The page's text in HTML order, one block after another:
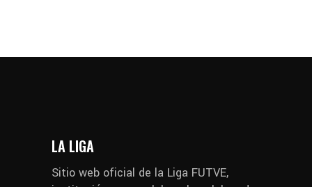
LA LIGA
Sitio web oficial de la Liga FUTVE,